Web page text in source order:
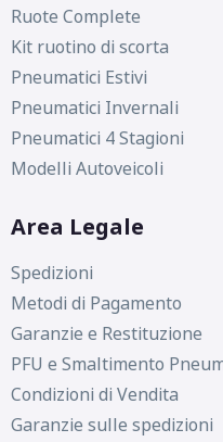
Ruote Complete
Kit ruotino di scorta
Pneumatici Estivi
Pneumatici Invernali
Pneumatici 4 Stagioni
Modelli Autoveicoli
Area Legale
Spedizioni
Metodi di Pagamento
Garanzie e Restituzione
PFU e Smaltimento
Condizioni di Vendita
Garanzie sulle spedizioni